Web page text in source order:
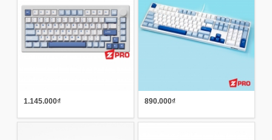
1.145.000₫ 890.000₫